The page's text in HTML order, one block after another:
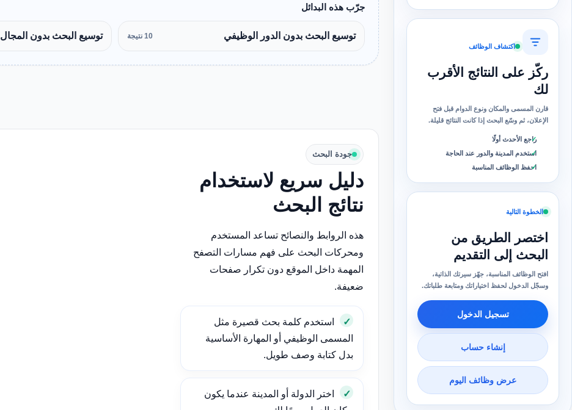
اكتشاف الوظائف
ركّز على النتائج الأقرب
لك
قارن المسمى والمكان ونوع الدوام قبل فتح
الإعلان، ثم وسّع البحث إذا كانت النتائج قليلة.
راجع الأحدث أولًا
استخدم المدينة والدور عند الحاجة
احفظ الوظائف المناسبة
الخطوة التالية
اختصر الطريق من
البحث إلى التقديم
افتح الوظائف المناسبة، جهّز سيرتك الذاتية،
وسجّل الدخول لحفظ اختياراتك ومتابعة طلباتك.
تسجيل الدخول
إنشاء حساب
عرض وظائف اليوم
جرّب هذه البدائل
توسيع البحث بدون الدور الوظيفي 10 نتيجة توسيع البحث بدون المجال
جودة البحث
دليل سريع لاستخدام
نتائج البحث
هذه الروابط والنصائح تساعد المستخدم
ومحركات البحث على فهم مسارات التصفح
المهمة داخل الموقع دون تكرار صفحات
ضعيفة.
استخدم كلمة بحث قصيرة مثل
المسمى الوظيفي أو المهارة الأساسية
بدل كتابة وصف طويل.
اختر الدولة أو المدينة عندما يكون